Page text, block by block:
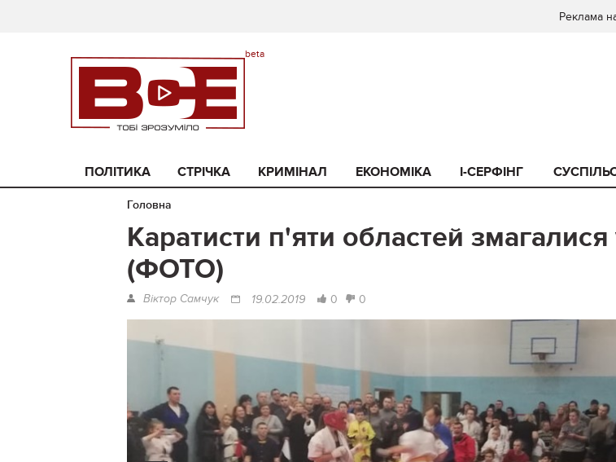
Реклама
ПОЛІТИКА СТРІЧКА КРИМІНАЛ ЕКОНОМІКА I-СЕРФІНГ
Головна
Каратисти п'яти областей
(ФОТО)
Віктор Самчук 19.02.2019 0 0